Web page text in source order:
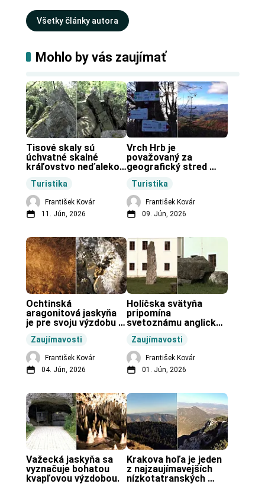
Všetky články autora
Mohlo by vás zaujímať
Turistika
Tisové skaly sú
úchvatné skalné
kráľovstvo neďaleko
František Kovár
11. Jún, 2026
Turistika
Vrch Hrb je
považovaný za
geografický stred
František Kovár
09. Jún, 2026
Zaujímavosti
Ochtinská
aragonitová jaskyňa
je pre svoju výzdobu
vo svete.
František Kovár
04. Jún, 2026
Zaujímavosti
Holíčska svätyňa
pripomína
svetoznámu anglickú
František Kovár
01. Jún, 2026
Važecká jaskyňa sa
vyznačuje bohatou
kvapľovou výzdobou.
Krakova hoľa je jeden
z najzaujímavejších
nízkotatranských